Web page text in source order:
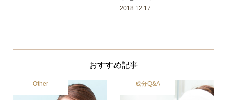
2018.12.17
おすすめ記事
Other 成分Q&A